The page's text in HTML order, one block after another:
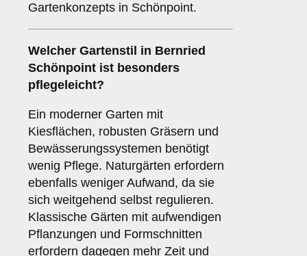
Gartenkonzepts in Schönpoint.
Welcher Gartenstil in Bernried
Schönpoint ist besonders
pflegeleicht?
Ein moderner Garten mit
Kiesflächen, robusten Gräsern und
Bewässerungssystemen benötigt
wenig Pflege. Naturgärten erfordern
ebenfalls weniger Aufwand, da sie
sich weitgehend selbst regulieren.
Klassische Gärten mit aufwendigen
Pflanzungen und Formschnitten
erfordern dagegen mehr Zeit und